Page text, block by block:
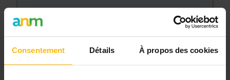
Consentement Détails À propos des cookies